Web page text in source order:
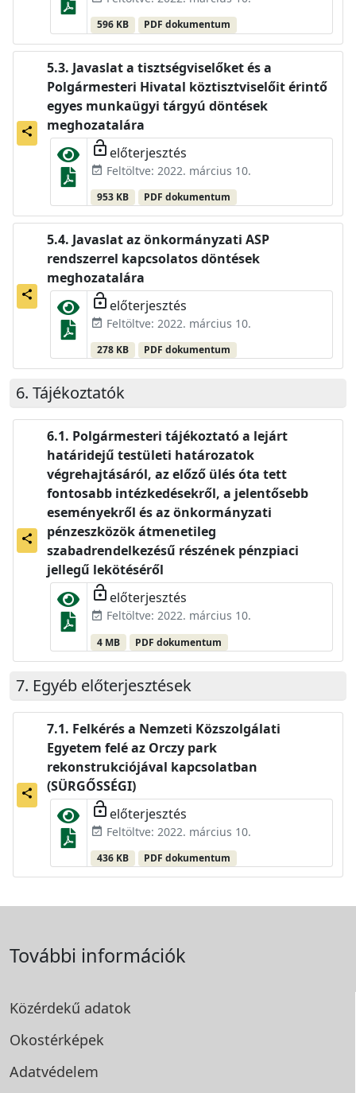
596 KB PDF dokumentum
share
Javaslat a tisztségviselőket és a
Polgármesteri Hivatal köztisztviselőit érintő
egyes munkaügyi tárgyú döntések
meghozatalára
lock_open előterjesztés
event_available Feltöltve: 2022. március 10.
953 KB PDF dokumentum
share
Javaslat az önkormányzati ASP
rendszerrel kapcsolatos döntések
meghozatalára
lock_open előterjesztés
event_available Feltöltve: 2022. március 10.
278 KB PDF dokumentum
Tájékoztatók
share
Polgármesteri tájékoztató a lejárt
határidejű testületi határozatok
végrehajtásáról, az előző ülés óta tett
fontosabb intézkedésekről, a jelentősebb
eseményekről és az önkormányzati
pénzeszközök átmenetileg
szabadrendelkezésű részének pénzpiaci
jellegű lekötéséről
lock_open előterjesztés
event_available Feltöltve: 2022. március 10.
4 MB PDF dokumentum
Egyéb előterjesztések
share
Felkérés a Nemzeti Közszolgálati
Egyetem felé az Orczy park
rekonstrukciójával kapcsolatban
(SÜRGŐSSÉGI)
lock_open előterjesztés
event_available Feltöltve: 2022. március 10.
436 KB PDF dokumentum
További információk
Közérdekű adatok
Okostérképek
Adatvédelem